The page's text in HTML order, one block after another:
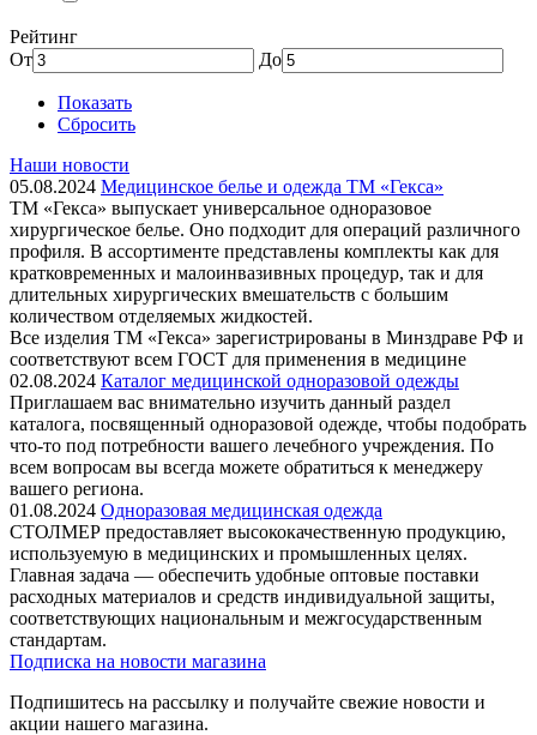
Рейтинг
От
До
Показать
Сбросить
Наши новости
05.08.2024 Медицинское белье и одежда ТМ «Гекса»
ТМ «Гекса» выпускает универсальное одноразовое
хирургическое белье. Оно подходит для операций различного
профиля. В ассортименте представлены комплекты как для
кратковременных и малоинвазивных процедур, так и для
длительных хирургических вмешательств с большим
количеством отделяемых жидкостей.
Все изделия ТМ «Гекса» зарегистрированы в Минздраве РФ и
соответствуют всем ГОСТ для применения в медицине
02.08.2024 Каталог медицинской одноразовой одежды
Приглашаем вас внимательно изучить данный раздел
каталога, посвященный одноразовой одежде, чтобы подобрать
что-то под потребности вашего лечебного учреждения. По
всем вопросам вы всегда можете обратиться к менеджеру
вашего региона.
01.08.2024 Одноразовая медицинская одежда
СТОЛМЕР предоставляет высококачественную продукцию,
используемую в медицинских и промышленных целях.
Главная задача — обеспечить удобные оптовые поставки
расходных материалов и средств индивидуальной защиты,
соответствующих национальным и межгосударственным
стандартам.
Подписка на новости магазина
Подпишитесь на рассылку и получайте свежие новости и
акции нашего магазина.